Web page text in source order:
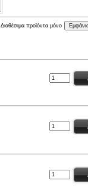
Διαθέσιμα προϊόντα μόνο